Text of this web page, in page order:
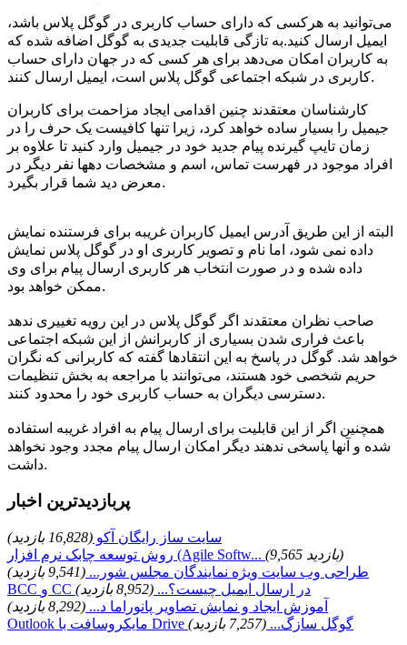
می‌توانید به هرکسی که دارای حساب کاربری در گوگل پلاس باشد،
ایمیل ارسال کنید.به تازگی قابلیت جدیدی به گوگل اضافه شده که
به کاربران امکان می‌دهد برای هر کسی که در جهان دارای حساب
کاربری در شبکه اجتماعی گوگل پلاس است، ایمیل ارسال کنند.
کارشناسان معتقدند چنین اقدامی ایجاد مزاحمت برای کاربران
جیمیل را بسیار ساده خواهد کرد، زیرا تنها کافیست یک حرف را در
زمان تایپ گیرنده پیام جدید خود در جیمیل وارد کنید تا علاوه بر
افراد موجود در فهرست تماس، اسم و مشخصات دهها نفر دیگر در
معرض دید شما قرار بگیرد.
البته از این طریق آدرس ایمیل کاربران غریبه برای فرستنده نمایش
داده نمی شود، اما نام و تصویر کاربری او در گوگل پلاس نمایش
داده شده و در صورت انتخاب هر کاربری ارسال پیام برای وی
ممکن خواهد بود.
صاحب نظران معتقدند اگر گوگل پلاس در این رویه تغییری ندهد
باعث فراری شدن بسیاری از کاربرانش از این شبکه اجتماعی
خواهد شد. گوگل در پاسخ به این انتقادها گفته که کاربرانی که نگران
حریم شخصی خود هستند، می‌توانند با مراجعه به بخش تنظیمات
دسترسی دیگران به حساب کاربری خود را محدود کنند.
همچنین اگر از این قابلیت برای ارسال پیام به افراد غریبه استفاده
شده و آنها پاسخی ندهند دیگر امکان ارسال پیام مجدد وجود نخواهد
داشت.
پربازدیدترین اخبار
سایت ساز رایگان آکو (16,828 بازدید)
روش توسعه چابک نرم افزار (Agile Softw...
(9,565 بازدید)
طراحی وب سایت ویژه نمایندگان مجلس شور... (9,541 بازدید)
BCC و CC در ارسال ایمیل چیست؟... (8,952 بازدید)
آموزش ایجاد و نمایش تصاویر پانوراما د... (8,292 بازدید)
Outlook مایکروسافت با Drive گوگل سازگ... (7,257 بازدید)